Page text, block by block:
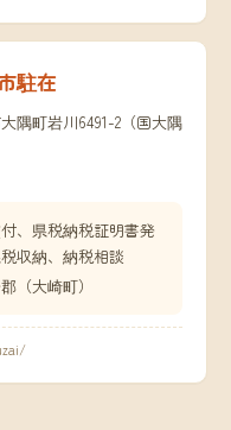
駐在
隅町岩川6491-2（国大隅
、県税納税証明書発
収納、納税相談
（大崎町）